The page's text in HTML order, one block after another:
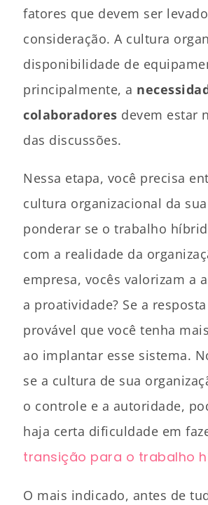
fatores que devem ser
consideração. A cultura
disponibilidade de
principalmente, a
colaboradores devem estar
das discussões.
Nessa etapa, você precisa
cultura organizacional da
ponderar se o trabalho
com a realidade da
empresa, vocês valorizam a
a proatividade? Se a
provável que você tenha
ao implantar esse sistema.
se a cultura de sua
o controle e a autoridade,
haja certa dificuldade em
transição para o trabalho
O mais indicado, antes de